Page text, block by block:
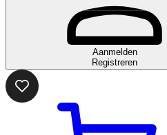
Aanmelden
Registreren